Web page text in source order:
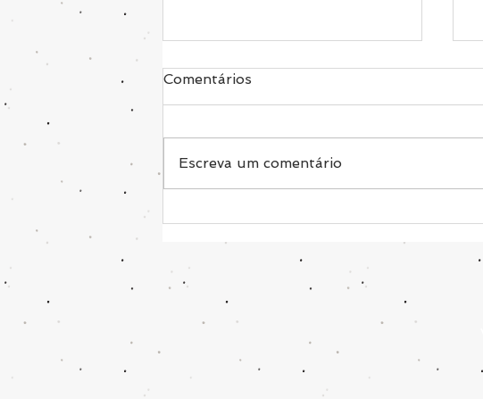
Comentários
Escreva um comentário